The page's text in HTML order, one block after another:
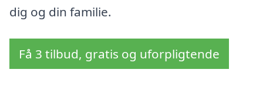
dig og din familie.
Få 3 tilbud, gratis og uforpligtende